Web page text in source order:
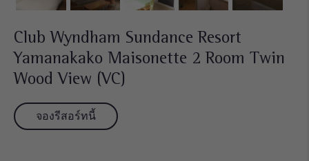
Club Wyndham Sundance Resort
Yamanakako Maisonette 2 Room Twin
Wood View (VC)
จองรีสอร์ทนี้